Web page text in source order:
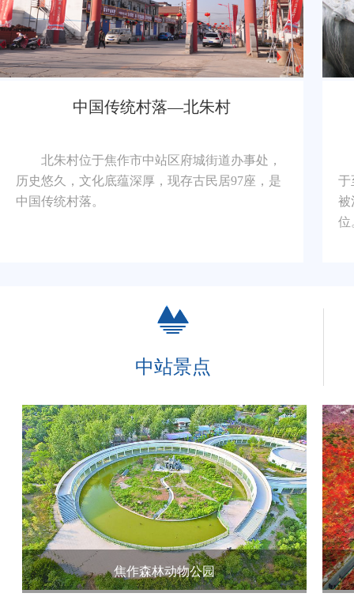
中国传统村落—北朱村
北朱村位于焦作市中站区府城街道办事处，
历史悠久，文化底蕴深厚，现存古民居97座，是
中国传统村落。
于
被
位
中站景点
焦作森林动物公园